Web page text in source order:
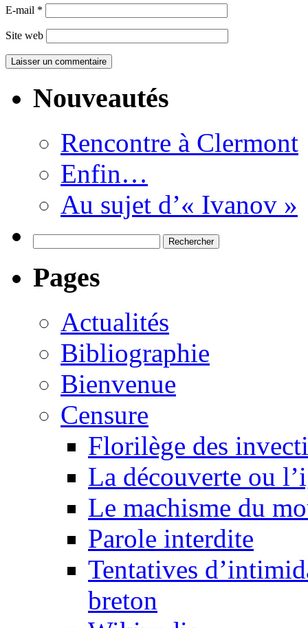
E-mail *
Site web
Nouveautés
Rencontre à Clermont
Enfin…
Au sujet d’« Ivanov »
Pages
Actualités
Bibliographie
Bienvenue
Censure
Florilège des
La découverte ou
Le machisme du
Parole interdite
Tentatives
breton